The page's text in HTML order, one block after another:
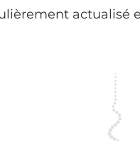
actualisé